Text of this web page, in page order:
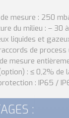
mesure : 250
du milieu : – 30 à
liquides et
de
mesure
: ≤ 0,2% de
: IP65 /
: